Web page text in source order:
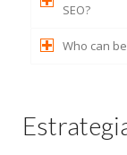
SEO?
Who can